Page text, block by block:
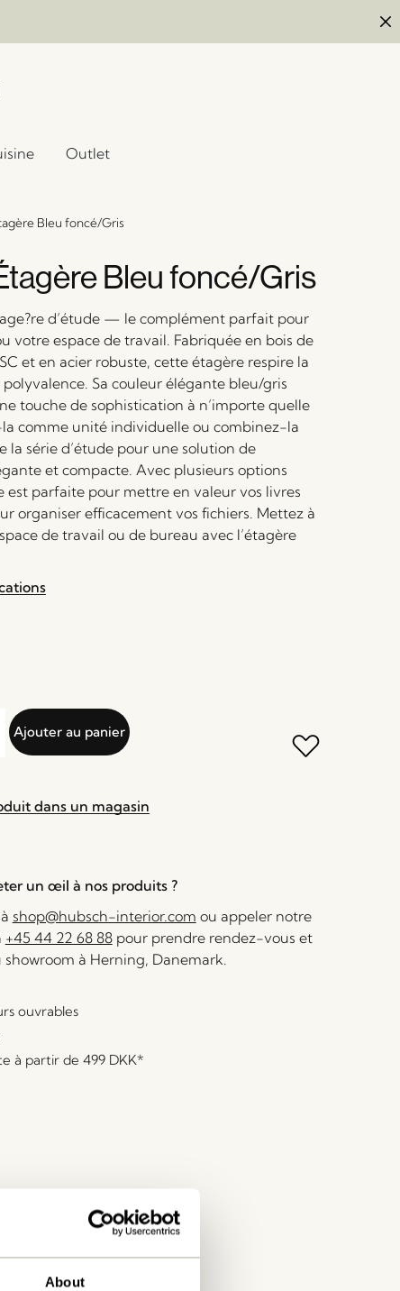
About
Outlet
Bleu foncé/Gris
Bleu foncé/Gris
d’étude — le complément parfait pour
votre espace de travail. Fabriquée en bois de
et en acier robuste, cette étagère respire la
Sa couleur élégante bleu/gris
touche de sophistication à n’importe quelle
comme unité individuelle ou combinez-la
la série d’étude pour une solution de
et compacte. Avec plusieurs options
est parfaite pour mettre en valeur vos livres
organiser efficacement vos fichiers. Mettez à
de travail ou de bureau avec l’étagère
Ajouter au panier
dans un magasin
un œil à nos produits ?
shop@hubsch-interior.com ou appeler notre
+45 44 22 68 88pour prendre rendez-vous et
showroom à Herning, Danemark.
ouvrables
à partir de 499 DKK*